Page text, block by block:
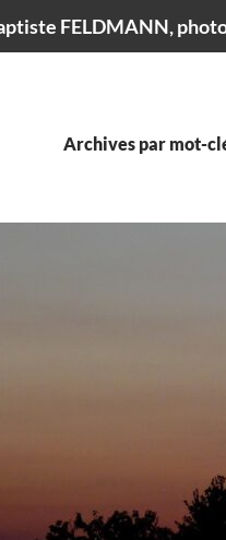
FELDMANN,
Archives par mot-